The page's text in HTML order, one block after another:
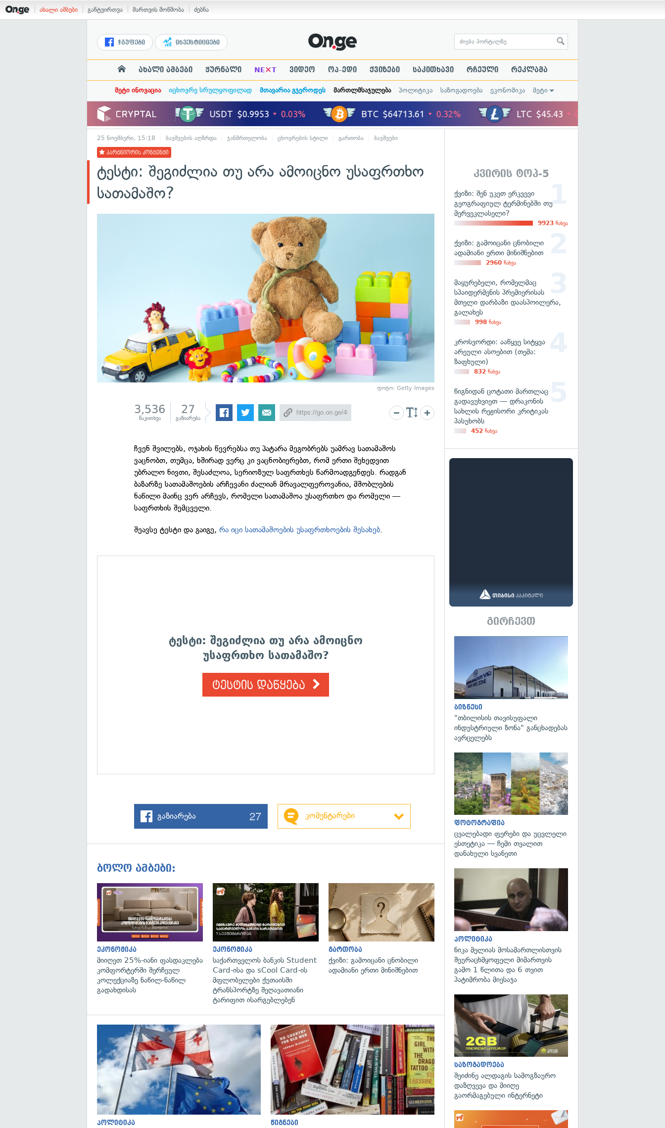
ახალი ამბები განტვირთვა მართვის მოწმობა ძებნა
ჯგუფები ინვესტიციები
ახალი ამბები ჟურნალი NE×T ვიდეო ოპ-ედი ქვიზები საკითხავი რჩეული რეკლამა
მეტი ინოვაცია იცხოვრე სრულყოფილად მთავარია გჯეროდეს მართლმსაჯულება პოლიტიკა საზოგადოება ეკონომიკა მეტი
25 ნოემბერი, 15:18 ბავშვების აღზრდა ჯანმრთელობა ცხოვრების სტილი გართობა ბავშვები
პარტნიორის კონტენტი
ტესტი: შეგიძლია თუ არა ამოიცნო უსაფრთხო
სათამაშო?
ფოტო: Getty Images
3,536
წაკითხვა
27
გაზიარება
ჩვენ შვილებს, ოჯახის წევრებსა თუ პატარა მეგობრებს უამრავ სათამაშოს
ვაცნობთ, თუმცა, ხშირად ვერც კი ვაცნობიერებთ, რომ ერთი შეხედვით
უბრალო ნივთი, შესაძლოა, სერიოზულ საფრთხეს წარმოადგენდეს. რადგან
ბაზარზე სათამაშოების არჩევანი ძალიან მრავალფეროვანია, მშობლების
ნაწილი მაინც ვერ არჩევს, რომელი სათამაშოა უსაფრთხო და რომელი —
საფრთხის შემცველი.
შეავსე ტესტი და გაიგე,რა იცი სათამაშოების უსაფრთხოების შესახებ.
ტესტი: შეგიძლია თუ არა ამოიცნო
უსაფრთხო სათამაშო?
ტესტის დაწყება
გაზიარება 27 კომენტარები
ბოლო ამბები:
ეკონომიკა
მიიღეთ 25%-იანი ფასდაკლება
კომფორტერში შერჩეულ
კოლექციაზე ნაწილ-ნაწილ
გადახდისას
ეკონომიკა
საქართველოს ბანკის Student
Card-ისა და sCool Card-ის
მფლობელები ქუთაისში
ტრანსპორტზე შეღავათიანი
ტარიფით ისარგებლებენ
გართობა
ქვიზი: გამოიცანი ცნობილი
ადამიანი ერთი მინიშნებით
გადახედვა
პოლიტიკა
გადახედვა
წიგნები
კვირის ტოპ-5
ქვიზი: შენ უკეთ ერკვევი
გეოგრაფიულ ტერმინებში თუ
მერვეკლასელი?
9923 ნახვა
ქვიზი: გამოიცანი ცნობილი
ადამიანი ერთი მინიშნებით
2960 ნახვა
მაყურებელი, რომელმაც
სპაიდერმენის პრემიერისას
მთელი დარბაზი დაასპოილერა,
გალახეს
998 ნახვა
კროსვორდი: ააწყვე სიტყვა
არეული ასოებით (თემა:
ზაფხული)
832 ნახვა
წიგნიდან ცოტათი მართლაც
გადავუხვიეთ — დრაკონის
სახლის რეჟისორი კრიტიკას
პასუხობს
452 ნახვა
გირჩევთ
ბიზნესი
"თბილისის თავისუფალი
ინდუსტრიული ზონა" განცხადებას
ავრცელებს
ფოტოგრაფია
ცვალებადი ფერები და უცვლელი
ესთეტიკა — ჩემი თვალით
დანახული სვანეთი
პოლიტიკა
ნიკა მელიას მოსამართლისთვის
შეურაცხმყოფელი მიმართვის
გამო 1 წლითა და 6 თვით
პატიმრობა მიესაჯა
საზოგადოება
შეიძინე ალდაგის სამოგზაურო
დაზღვევა და მიიღე
გაორმაგებული ინტერნეტი